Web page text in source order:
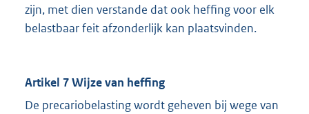
zijn, met dien verstande dat ook heffing voor elk
belastbaar feit afzonderlijk kan plaatsvinden.
Artikel 7 Wijze van heffing
De precariobelasting wordt geheven bij wege van